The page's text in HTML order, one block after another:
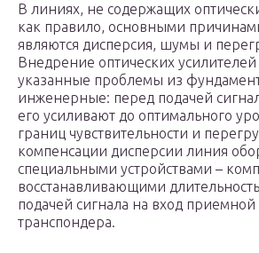
В линиях, не содержащих
как правило, основными
являются дисперсия, шумы и
Внедрение оптических усилителей
указанные проблемы из
инженерные: перед подачей
его усиливают до оптимального
границ чувствительности и
компенсации дисперсии линия
специальными устройствами –
восстанавливающими
подачей сигнала на вход приемной
транспондера.